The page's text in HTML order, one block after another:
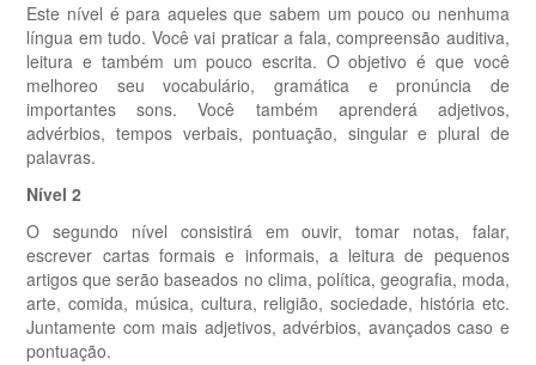
Este nível é para aqueles que sabem um pouco ou nenhuma
língua em tudo. Você vai praticar a fala, compreensão auditiva,
leitura e também um pouco escrita. O objetivo é que você
melhoreo seu vocabulário, gramática e pronúncia de
importantes sons. Você também aprenderá adjetivos,
advérbios, tempos verbais, pontuação, singular e plural de
palavras.
Nível 2
O segundo nível consistirá em ouvir, tomar notas, falar,
escrever cartas formais e informais, a leitura de pequenos
artigos que serão baseados no clima, política, geografia, moda,
arte, comida, música, cultura, religião, sociedade, história etc.
Juntamente com mais adjetivos, advérbios, avançados caso e
pontuação.